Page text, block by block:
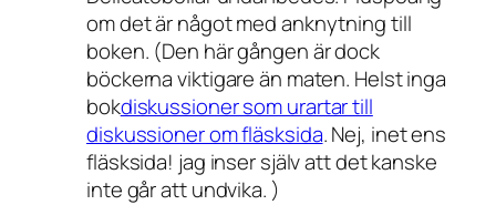
om det är något med anknytning till
boken. (Den här gången är dock
böckerna viktigare än maten. Helst inga
bokdiskussioner som urartar till
diskussioner om fläsksida. Nej, inet ens
fläsksida! jag inser själv att det kanske
inte går att undvika. )